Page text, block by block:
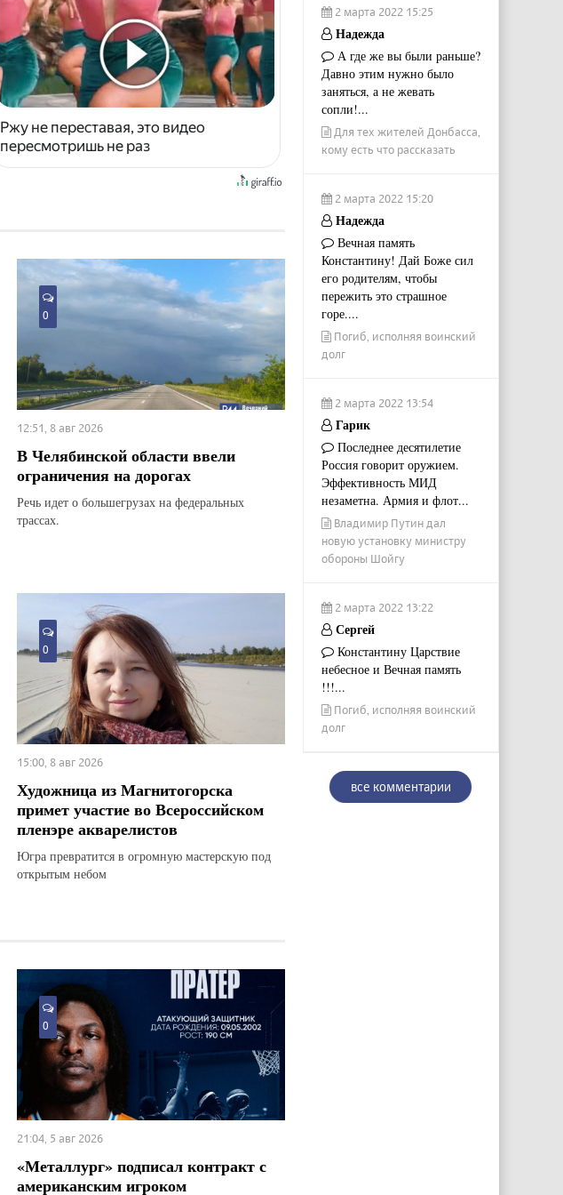
Ржу не переставая, это видео
пересмотришь не раз
0
12:51, 8 авг 2026
В Челябинской области ввели
ограничения на дорогах
Речь идет о большегрузах на федеральных
трассах.
0
15:00, 8 авг 2026
Художница из Магнитогорска
примет участие во Всероссийском
пленэре акварелистов
Югра превратится в огромную мастерскую под
открытым небом
0
21:04, 5 авг 2026
«Металлург» подписал контракт с
американским игроком
2 марта 2022 15:25
Надежда
А где же вы были раньше?
Давно этим нужно было
заняться, а не жевать
сопли!...
Для тех жителей Донбасса,
кому есть что рассказать
2 марта 2022 15:20
Надежда
Вечная память
Константину! Дай Боже сил
его родителям, чтобы
пережить это страшное
горе....
Погиб, исполняя воинский
долг
2 марта 2022 13:54
Гарик
Последнее десятилетие
Россия говорит оружием.
Эффективность МИД
незаметна. Армия и флот...
Владимир Путин дал
новую установку министру
обороны Шойгу
2 марта 2022 13:22
Сергей
Константину Царствие
небесное и Вечная память
!!!...
Погиб, исполняя воинский
долг
все комментарии